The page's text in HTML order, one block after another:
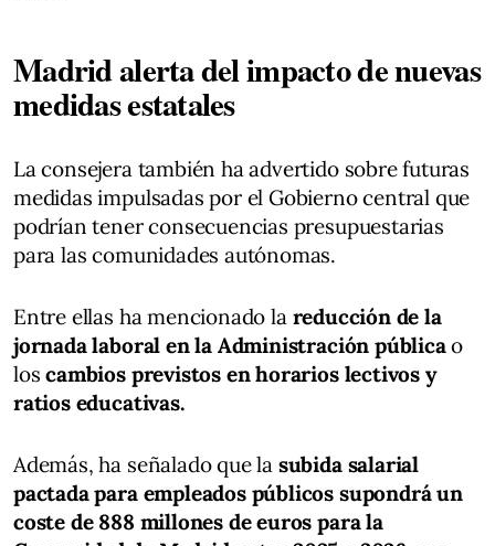
Madrid alerta del impacto de nuevas
medidas estatales
La consejera también ha advertido sobre futuras
medidas impulsadas por el Gobierno central que
podrían tener consecuencias presupuestarias
para las comunidades autónomas.
Entre ellas ha mencionado la reducción de la
jornada laboral en la Administración públicao
loscambios previstos en horarios lectivos y
ratios educativas.
Además, ha señalado que la subida salarial
pactada para empleados públicos supondrá un
coste de 888 millones de euros para la